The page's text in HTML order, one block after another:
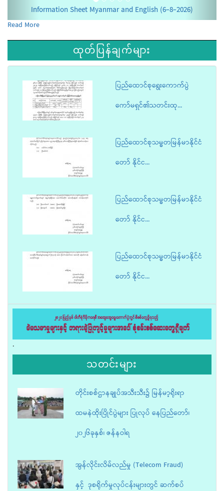
Information Sheet Myanmar and English (6-8-2026)
Read More
ထုတ်ပြန်ချက်များ
ပြည်ထောင်စုရွေးကောက်ပွဲ
ကော်မရှင်၏သတင်းထု...
ပြည်ထောင်စုသမ္မတမြန်မာနိုင်ငံ
တော် နိုင်င...
ပြည်ထောင်စုသမ္မတမြန်မာနိုင်ငံ
တော် နိုင်င...
ပြည်ထောင်စုသမ္မတမြန်မာနိုင်ငံ
တော် နိုင်င...
« first ‹ previous … 168 169
171
…
next › last »
.
သတင်းများ
တိုင်းစစ်ဌာနချုပ်အသီးသီး၌ မြန်မာ့ရိုးရာ
ထမနဲထိုးပြိုင်ပွဲများ ပြုလုပ် နေပြည်တော်၊
၂၀၂၆ခုနှစ်၊ ဇန်နဝါရ
အွန်လိုင်းလိမ်လည်မှု (Telecom Fraud)
နှင့် ဒုစရိုက်မှုလုပ်ငန်းများတွင် ဆက်စပ်